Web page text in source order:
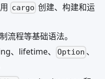
cargo 创建、构建和运
流程等基础语法。
、lifetime、
Option 、